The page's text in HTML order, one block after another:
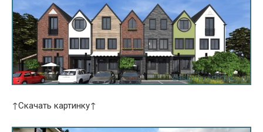
↑Скачать картинку↑